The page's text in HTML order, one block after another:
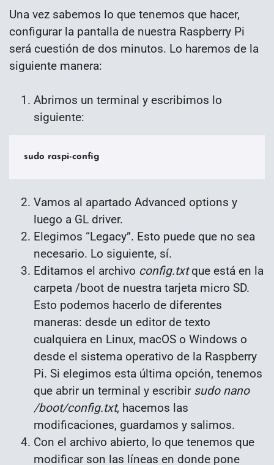
Una vez sabemos lo que tenemos que hacer,
configurar la pantalla de nuestra Raspberry Pi
será cuestión de dos minutos. Lo haremos de la
siguiente manera:
Abrimos un terminal y escribimos lo
siguiente:
sudo raspi-config
Vamos al apartado Advanced options y
luego a GL driver.
Elegimos “Legacy”. Esto puede que no sea
necesario. Lo siguiente, sí.
Editamos el archivo config.txtque está en la
carpeta /boot de nuestra tarjeta micro SD.
Esto podemos hacerlo de diferentes
maneras: desde un editor de texto
cualquiera en Linux, macOS o Windows o
desde el sistema operativo de la Raspberry
Pi. Si elegimos esta última opción, tenemos
que abrir un terminal y escribir sudo nano
/boot/config.txt, hacemos las
modificaciones, guardamos y salimos.
Con el archivo abierto, lo que tenemos que
modificar son las líneas en donde pone